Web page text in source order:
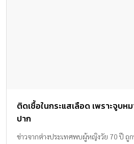
ติดเชื้อในกระแสเลือด เพราะจูบห
ปาก
ข่าวจากต่างประเทศพบผู้หญิงวัย 70 ปี ถู